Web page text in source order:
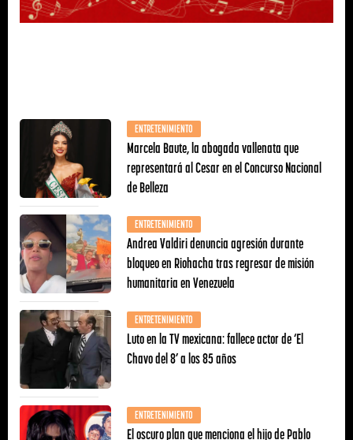
ENTRETENIMIENTO
Marcela Baute, la abogada vallenata que
representará al Cesar en el Concurso Nacional
de Belleza
ENTRETENIMIENTO
Andrea Valdiri denuncia agresión durante
bloqueo en Riohacha tras regresar de misión
humanitaria en Venezuela
ENTRETENIMIENTO
Luto en la TV mexicana: fallece actor de ‘El
Chavo del 8’ a los 85 años
ENTRETENIMIENTO
El oscuro plan que menciona el hijo de Pablo